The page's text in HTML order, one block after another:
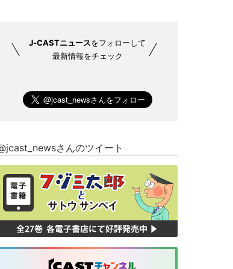
J-CASTニュースをフォローして
最新情報をチェック
さんのツイート